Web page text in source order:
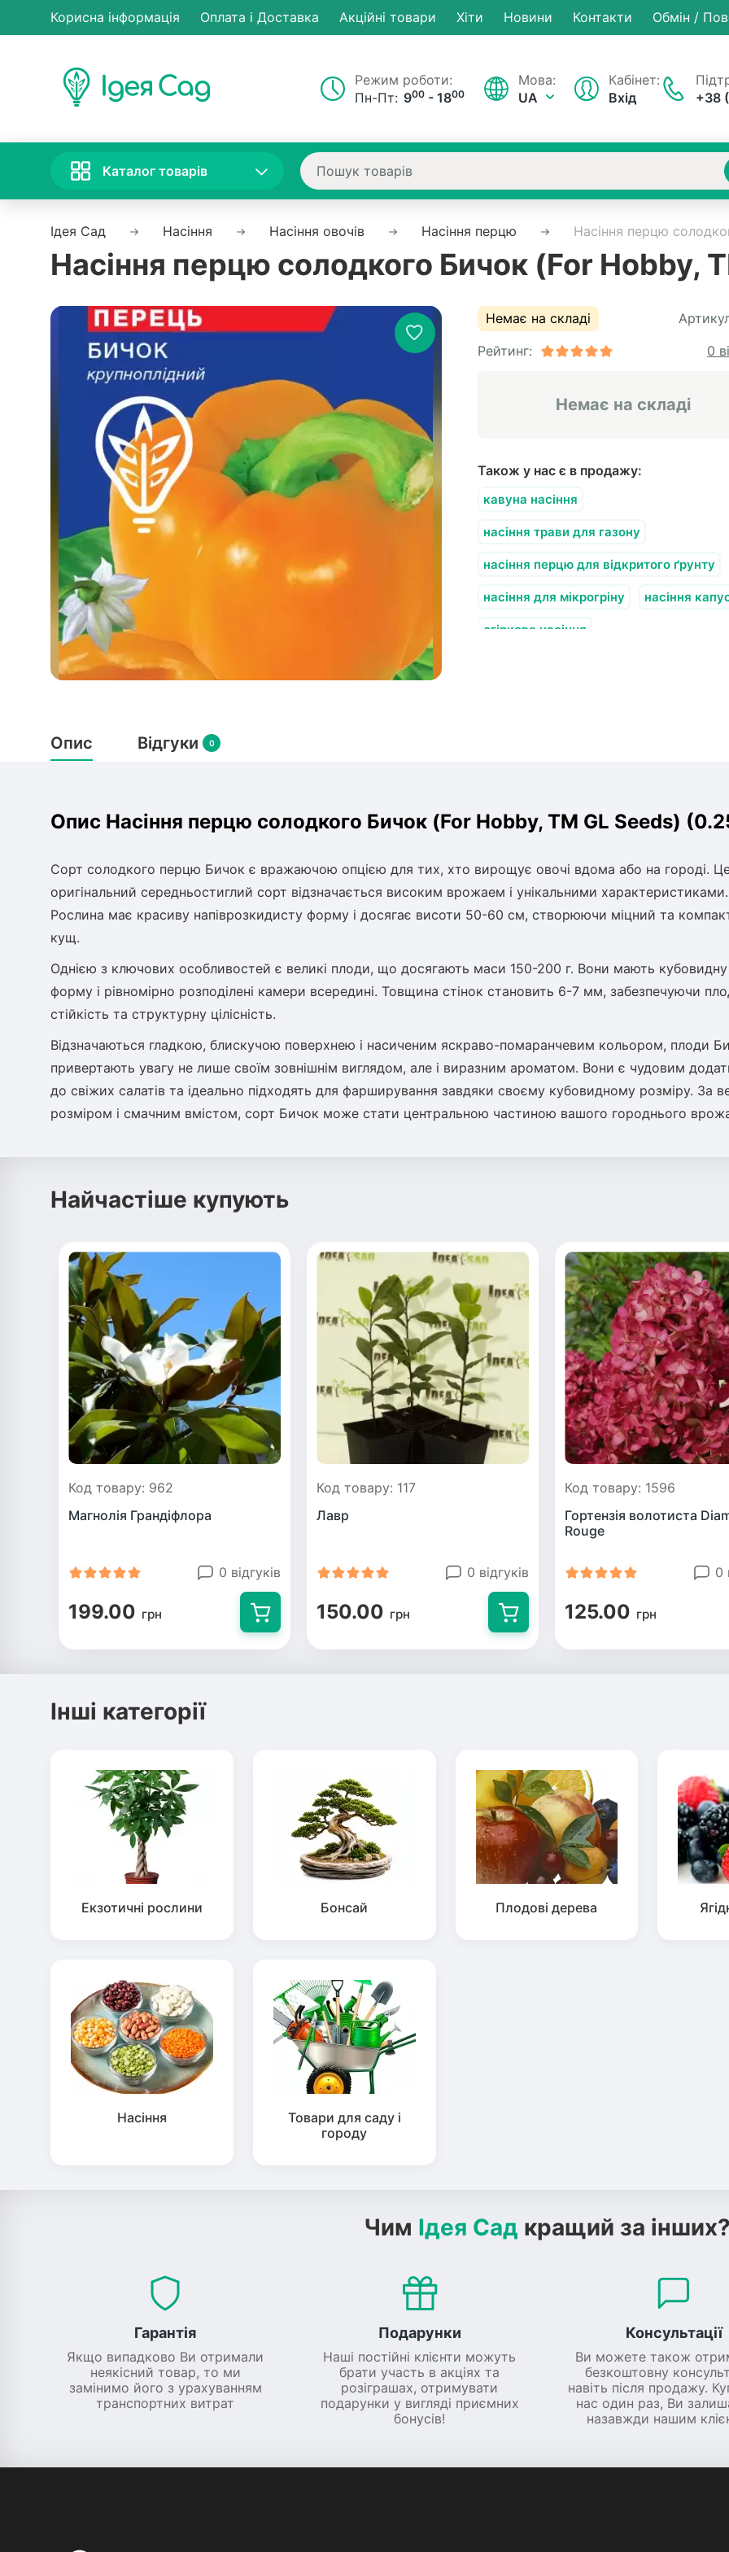
Корисна інформація Оплата і Доставка Акційні товари Хiти Новини Контакти Обмін /
Режим роботи:
Пн-Пт: 900 - 1800
+38
Мова:
UA
Кабінет:
Вхід
Каталог товарів
Ідея Сад Насіння Насіння овочів Насіння перцю Насіння перцю
Насіння перцю солодкого Бичок (For Hobby,
Немає на складі
Рейтинг:
0
Немає на складі
Також у нас є в продажу:
кавуна насіння
насіння трави для газону
насіння перцю для відкритого ґрунту
насіння для мікрогріну насіння
огіркове насіння
Опис Відгуки 0
Опис Насіння перцю солодкого Бичок (For Hobby, TM GL Seeds)
Сорт солодкого перцю Бичок є вражаючою опцією для тих, хто вирощує овочі вдома або на городі.
оригінальний середньостиглий сорт відзначається високим врожаем і унікальними характеристиками.
Рослина має красиву напіврозкидисту форму і досягає висоти 50-60 см, створюючи міцний та
кущ.
Однією з ключових особливостей є великі плоди, що досягають маси 150-200 г. Вони мають кубовидну
форму і рівномірно розподілені камери всередині. Товщина стінок становить 6-7 мм, забезпечуючи
стійкість та структурну цілісність.
Відзначаються гладкою, блискучою поверхнею і насиченим яскраво-помаранчевим кольором, плоди
привертають увагу не лише своїм зовнішнім виглядом, але і виразним ароматом. Вони є чудовим
до свіжих салатів та ідеально підходять для фарширування завдяки своєму кубовидному розміру. За
розміром і смачним вмістом, сорт Бичок може стати центральною частиною вашого городнього
Найчастіше купують
Код товару: 962
Магнолія Грандіфлора
0 відгуків
199.00 грн
Код товару: 117
Лавр
0 відгуків
150.00 грн
Код товару: 1596
Гортензія волотиста
Rouge
0
125.00 грн
Інші категорії
Екзотичні рослини Бонсай Плодові дерева
Насіння
Товари для саду і
городу
Чим Ідея Сад кращий за
Гарантія
Якщо випадково Ви отримали
неякісний товар, то ми
замінимо його з урахуванням
транспортних витрат
Подарунки
Наші постійні клієнти можуть
брати участь в акціях та
розіграшах, отримувати
подарунки у вигляді приємних
бонусів!
Консультації
Ви можете також
безкоштовну
навіть після продажу.
нас один раз, Ви
назавжди нашим